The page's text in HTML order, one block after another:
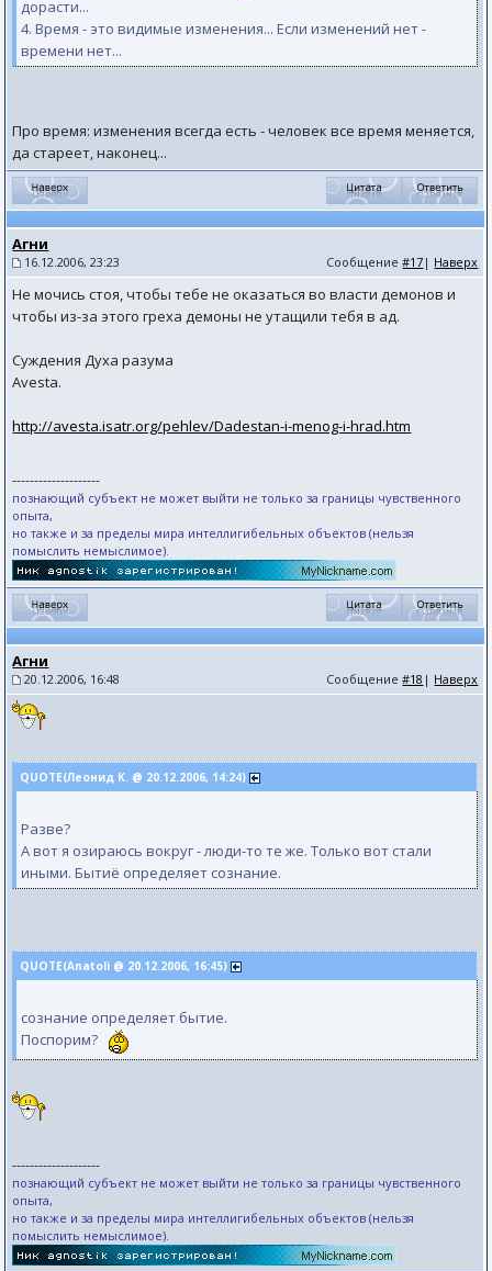
дорасти...
4. Время - это видимые изменения... Если изменений нет -
времени нет...
Про время: изменения всегда есть - человек все время меняется,
да стареет, наконец...
Агни
16.12.2006, 23:23 Сообщение#17 | Наверх
Не мочись стоя, чтобы тебе не оказаться во власти демонов и
чтобы из-за этого греха демоны не утащили тебя в ад.
Суждения Духа разума
Avesta.
http://avesta.isatr.org/pehlev/Dadestan-i-menog-i-hrad.htm
--------------------
познающий субъект не может выйти не только за границы чувственного
опыта,
но также и за пределы мира интеллигибельных объектов (нельзя
помыслить немыслимое).
Агни
20.12.2006, 16:48 Сообщение#18 | Наверх
QUOTE(Леонид К. @ 20.12.2006, 14:24)
Разве?
А вот я озираюсь вокруг - люди-то те же. Только вот стали
иными. Бытиё определяет сознание.
QUOTE(Anatoli @ 20.12.2006, 16:45)
сознание определяет бытие.
Поспорим?
--------------------
познающий субъект не может выйти не только за границы чувственного
опыта,
но также и за пределы мира интеллигибельных объектов (нельзя
помыслить немыслимое).